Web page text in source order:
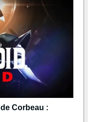
Corbeau :